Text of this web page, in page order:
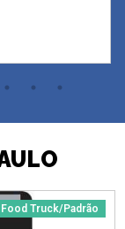
Food Truck/Padrão